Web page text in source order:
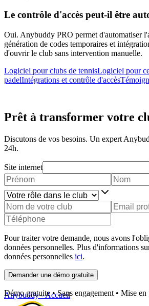
Le contrôle d'accès peut-il être
Oui. Anybuddy PRO permet d'automatiser
génération de codes temporaires et
d'ouvrir le club sans intervention manuelle.
Logiciel pour clubs de tennisLogiciel pour
padelIntégrations et contrôle d'accès
Prêt à transformer votre
Discutons de vos besoins. Un expert
24h.
Site internet
Pour traiter votre demande, nous avons
données personnelles. Plus d'informations
données personnelles ici.
Demander une démo gratuite
Démo gratuite • Sans engagement • Mise en
Anybuddy - Accueil